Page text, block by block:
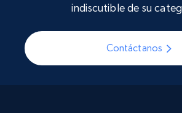
indiscutible de su
Contáctanos